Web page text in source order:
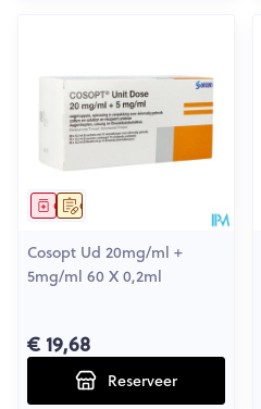
Op voorschrift
Geneesmiddel
Cosopt Ud 20mg/ml +
5mg/ml 60 X 0,2ml
€ 19,68
Reserveer